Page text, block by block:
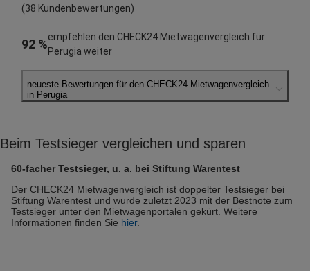
(38 Kundenbewertungen)
92 %
empfehlen den CHECK24 Mietwagenvergleich für
Perugia weiter
neueste Bewertungen für den CHECK24 Mietwagenvergleich
in Perugia
Abholort: Perugia
Robert S.
abgegeben am 05.08.2026
Abholort: Perugia
Beim Testsieger vergleichen und sparen
60-facher Testsieger, u. a. bei Stiftung Warentest
Der CHECK24 Mietwagenvergleich ist doppelter Testsieger bei
Stiftung Warentest und wurde zuletzt 2023 mit der Bestnote zum
Testsieger unter den Mietwagenportalen gekürt. Weitere
Informationen finden Sie hier.